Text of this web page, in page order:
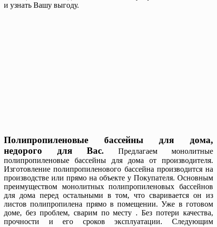
и узнать Вашу выгоду.
Полипропиленовые бассейны для дома,
недорого для Вас. Предлагаем монолитные
полипропиленовые бассейны для дома от производителя.
Изготовление полипропиленового бассейна производится на
производстве или прямо на объекте у Покупателя. Основным
преимуществом монолитных полипропиленовых бассейнов
для дома перед остальными в том, что сваривается он из
листов полипропилена прямо в помещении. Уже в готовом
доме, без проблем, сварим по месту . Без потери качества,
прочности и его сроков эксплуатации. Следующим